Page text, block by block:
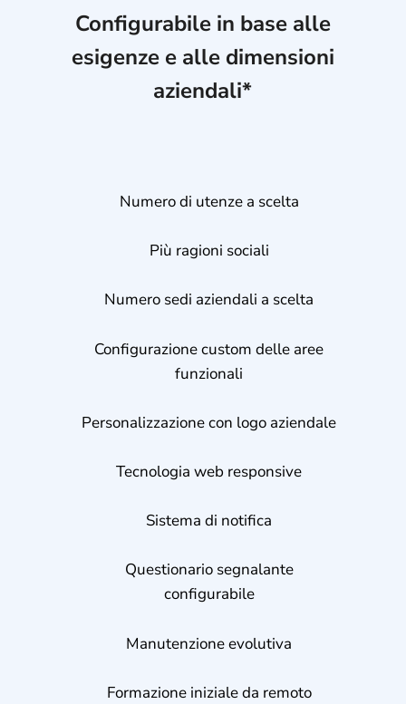
Configurabile in base alle
esigenze e alle dimensioni
aziendali*
Numero di utenze a scelta
Più ragioni sociali
Numero sedi aziendali a scelta
Configurazione custom delle aree
funzionali
Personalizzazione con logo aziendale
Tecnologia web responsive
Sistema di notifica
Questionario segnalante
configurabile
Manutenzione evolutiva
Formazione iniziale da remoto